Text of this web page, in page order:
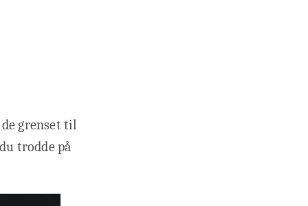
de grenset til
trodde på